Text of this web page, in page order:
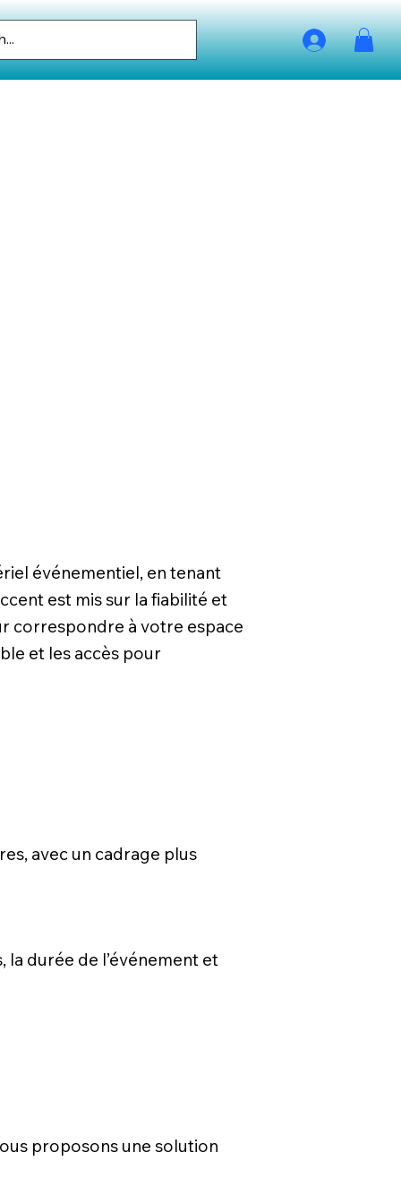
événementiel, en tenant
est mis sur la fiabilité et
correspondre à votre espace
et les accès pour
avec un cadrage plus
la durée de l’événement et
proposons une solution